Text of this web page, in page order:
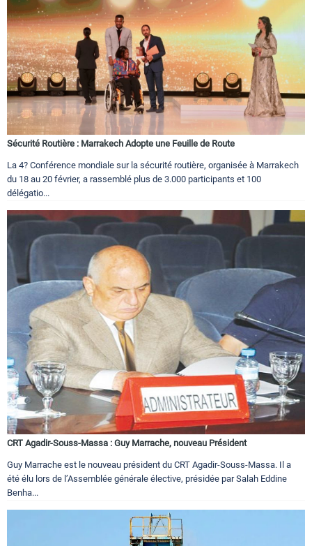
Sécurité Routière : Marrakech Adopte une Feuille de Route
La 4? Conférence mondiale sur la sécurité routière, organisée à Marrakech
du 18 au 20 février, a rassemblé plus de 3.000 participants et 100
délégatio...
CRT Agadir-Souss-Massa : Guy Marrache, nouveau Président
Guy Marrache est le nouveau président du CRT Agadir-Souss-Massa. Il a
été élu lors de l’Assemblée générale élective, présidée par Salah Eddine
Benha...